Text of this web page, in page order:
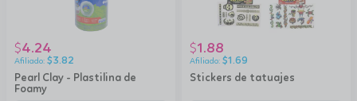
Pearl Clay - Plastilina de
Foamy
$4.24
$3.82
Stickers de tatuajes
$1.88
$1.69